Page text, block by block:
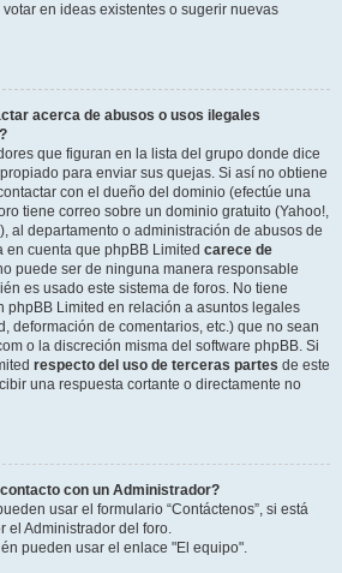
en ideas existentes o sugerir nuevas
acerca de abusos o usos ilegales
que figuran en la lista del grupo donde dice
para enviar sus quejas. Si así no obtiene
con el dueño del dominio (efectúe una
tiene correo sobre un dominio gratuito (Yahoo!,
al departamento o administración de abusos de
en cuenta que phpBB Limited carece de
puede ser de ninguna manera responsable
es usado este sistema de foros. No tiene
phpBB Limited en relación a asuntos legales
deformación de comentarios, etc.) que no sean
o la discreción misma del software phpBB. Si
respecto del uso de terceras partes de este
una respuesta cortante o directamente no
con un Administrador?
usar el formulario “Contáctenos”, si está
el Administrador del foro.
pueden usar el enlace "El equipo".